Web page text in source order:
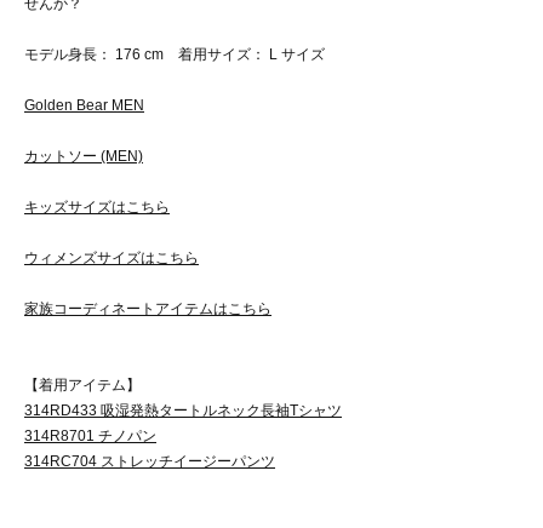
せんか？
モデル身長： 176 cm 着用サイズ： L サイズ
Golden Bear MEN
カットソー (MEN)
キッズサイズはこちら
ウィメンズサイズはこちら
家族コーディネートアイテムはこちら
【着用アイテム】
314RD433 吸湿発熱タートルネック長袖Tシャツ
314R8701 チノパン
314RC704 ストレッチイージーパンツ